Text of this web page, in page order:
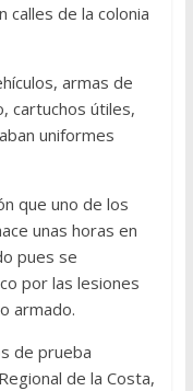
calles de la colonia
armas de
cartuchos útiles,
uniformes
que uno de los
unas horas en
pues se
por las lesiones
armado.
de prueba
de la Costa,